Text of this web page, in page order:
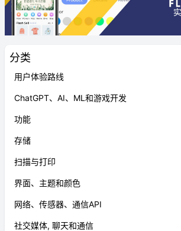
分类
用户体验路线
ChatGPT、AI、ML和游戏开发
功能
存储
扫描与打印
界面、主题和颜色
网络、传感器、通信API
社交媒体, 聊天和通信